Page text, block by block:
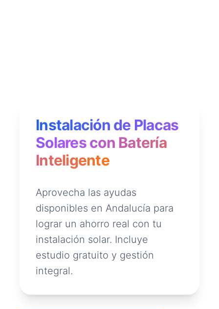
Instalación de Placas
Solares con Batería
Inteligente
Aprovecha las ayudas
disponibles en Andalucía para
lograr un ahorro real con tu
instalación solar. Incluye
estudio gratuito y gestión
integral.